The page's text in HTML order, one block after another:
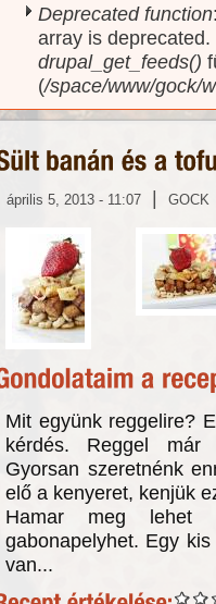
Deprecated function
array is
drupal_get_feeds()
(/space/www/gock/
április 5, 2013 - 11:07 | GOCK
Mit együnk reggelire?
kérdés. Reggel már
Gyorsan szeretnénk
elő a kenyeret, kenjük
Hamar meg lehet
gabonapelyhet. Egy
van...